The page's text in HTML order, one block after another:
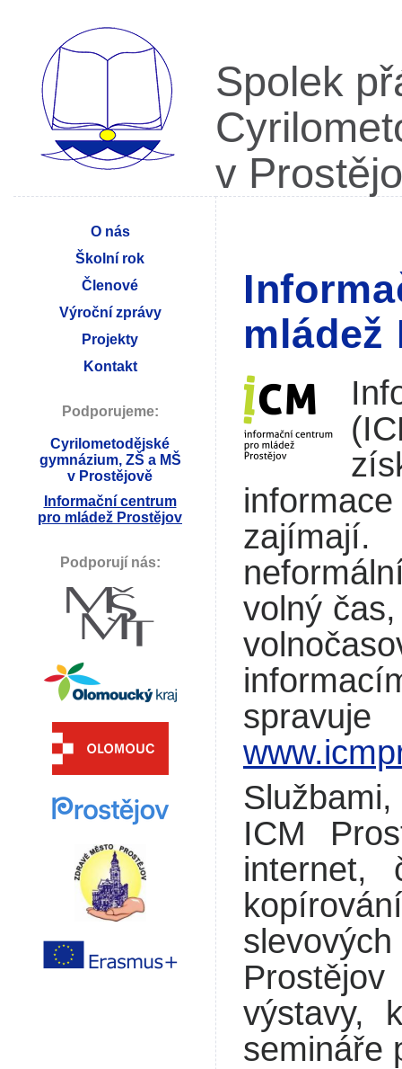
Spolek
v
O nás
Školní rok
Členové
Výroční zprávy
Projekty
Kontakt
Podporujeme:
Cyrilometodějské
gymnázium, ZŠ a MŠ
v Prostějově
Informační centrum
pro mládež Prostějov
Podporují nás:
mládež
volný
ICM
internet,
výstavy,
semináře